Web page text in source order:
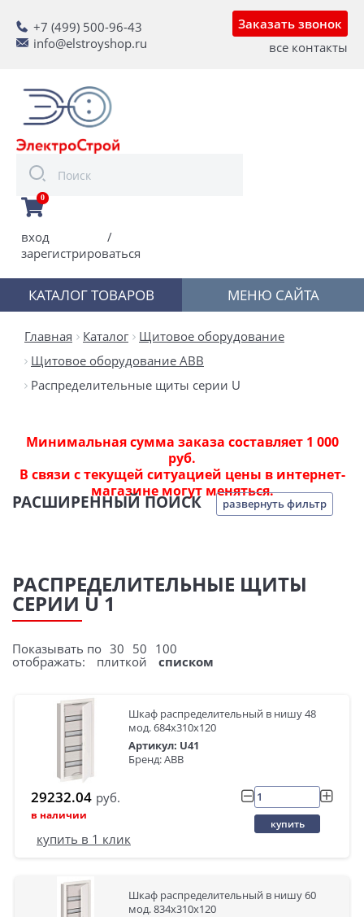
+7 (499) 500-96-43
info@elstroyshop.ru
Заказать звонок
все контакты
0
вход
/
зарегистрироваться
КАТАЛОГ ТОВАРОВ МЕНЮ САЙТА
Главная Каталог
Щитовое оборудование
Щитовое оборудование ABB
Распределительные щиты серии U
Минимальная сумма заказа составляет 1 000
руб.
В связи с текущей ситуацией цены в интернет-
магазине могут меняться.
РАСШИРЕННЫЙ ПОИСК развернуть фильтр
РАСПРЕДЕЛИТЕЛЬНЫЕ ЩИТЫ
СЕРИИ U 1
Показывать по 30 50 100
отображать:
плиткой списком
Шкаф распределительный в нишу 48
мод. 684х310х120
Артикул: U41
Бренд: ABB
29232.04 руб.
в наличии
купить
купить в 1 клик
Шкаф распределительный в нишу 60
мод. 834х310х120